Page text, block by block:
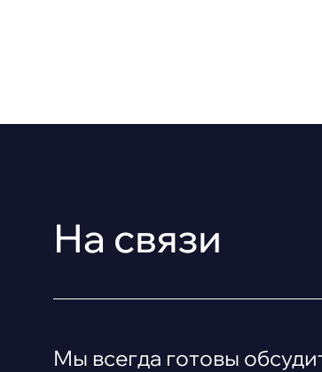
На связи
Мы всегда готовы